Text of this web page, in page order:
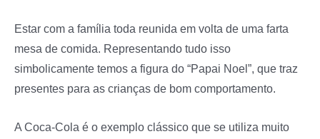
Estar com a família toda reunida em volta de uma farta
mesa de comida. Representando tudo isso
simbolicamente temos a figura do “Papai Noel”, que traz
presentes para as crianças de bom comportamento.
A Coca-Cola é o exemplo clássico que se utiliza muito